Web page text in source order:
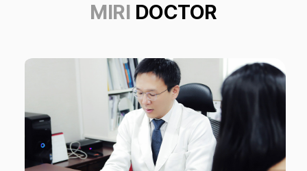
MIRI DOCTOR